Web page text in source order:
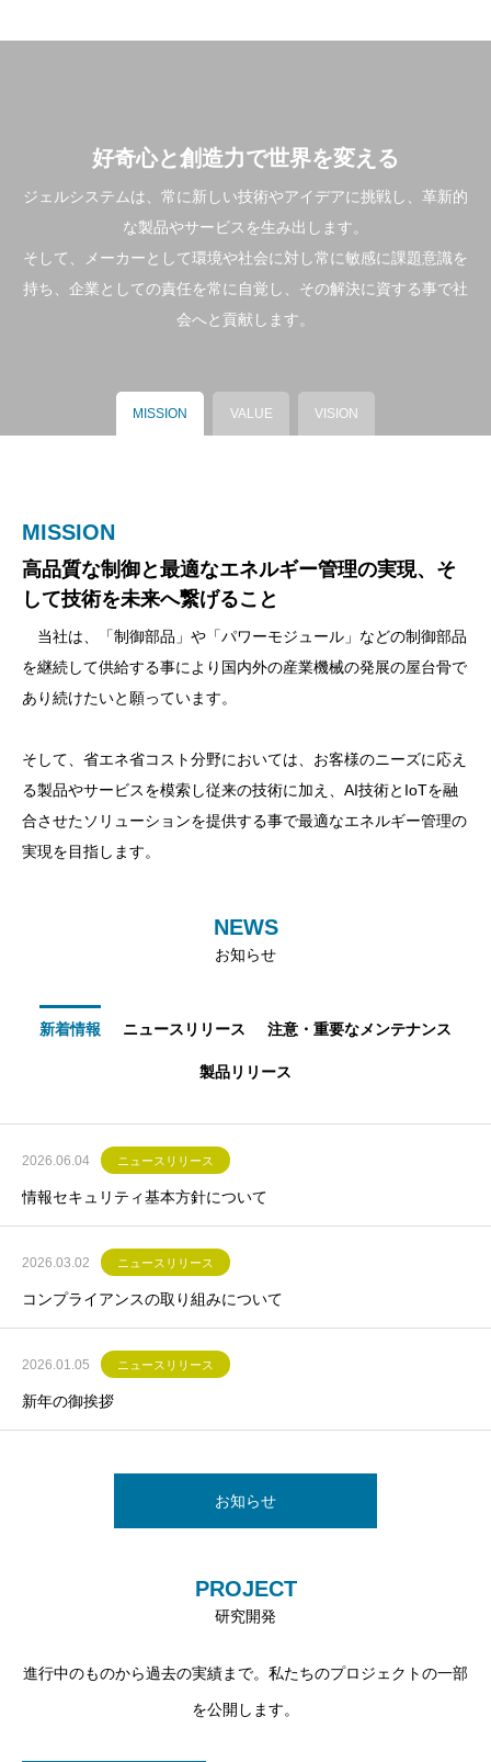
好奇心と創造力で世界を変える
ジェルシステムは、常に新しい技術やアイデアに挑戦し、革新的
な製品やサービスを生み出します。
そして、メーカーとして環境や社会に対し常に敏感に課題意識を
持ち、企業としての責任を常に自覚し、その解決に資する事で社
会へと貢献します。
MISSION VALUE VISION
MISSION
高品質な制御と最適なエネルギー管理の実現、そ
して技術を未来へ繋げること
当社は、「制御部品」や「パワーモジュール」などの制御部品
を継続して供給する事により国内外の産業機械の発展の屋台骨で
あり続けたいと願っています。
そして、省エネ省コスト分野においては、お客様のニーズに応え
る製品やサービスを模索し従来の技術に加え、AI技術とIoTを融
合させたソリューションを提供する事で最適なエネルギー管理の
実現を目指します。
制御と省エネのプロフェッショナルであり続ける
当社は半導体制御部品の製造からスタートしました。
た製品を提供して来ました。
そして省エネ・省コストの分野でも、制御分野で培った知見を生
続けて参りました。
良い製品を生み出す思いとお客様へ貢献したいという思い、そし
て「制御と省エネ分野のプロフェッショナルであり続ける事」が
私たちのバリューです。
VISION
high quality control & best energy management
の実現
当社は、高品質で信頼性の高い制御部品を製造し供給し続け、
産業機器の安全と発展に寄与し続ける事を目標とします。
を追求し地球の環境負荷を守るビジネスモデルを構築し次世代に
引き継いでいくことを心がけます。
ジェルシステムは、制御と省エネの領域で貢献するリーダーであ
NEWS
お知らせ
新着情報 ニュースリリース 注意・重要なメンテナンス
製品リリース
2026.06.04 ニュースリリース
情報セキュリティ基本方針について
2026.03.02 ニュースリリース
コンプライアンスの取り組みについて
2026.01.05 ニュースリリース
新年の御挨拶
お知らせ
PROJECT
研究開発
進行中のものから過去の実績まで。私たちのプロジェクトの一部
を公開します。